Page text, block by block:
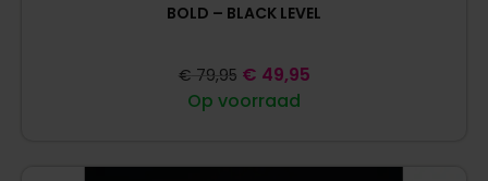
BOLD – BLACK LEVEL
Op voorraad
€ 79,95 € 49,95